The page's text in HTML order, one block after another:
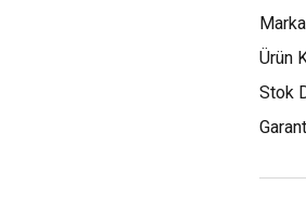
Marka
Ürün
Stok